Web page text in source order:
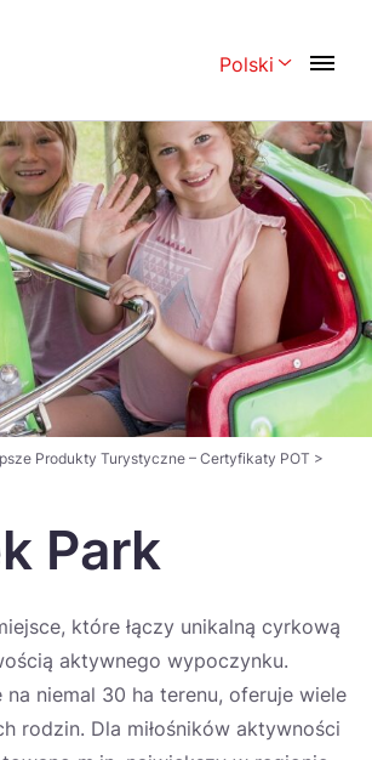
Polski
English
中国
Deutsch
Français
Magyar
日本語
Norsk
Produkty Turystyczne – Certyfikaty POT >
Park
które łączy unikalną cyrkową
aktywnego wypoczynku.
na niemal 30 ha terenu, oferuje wiele
rodzin. Dla miłośników aktywności